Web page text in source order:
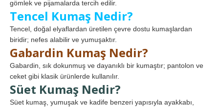
gömlek ve pijamalarda tercih edilir.
Tencel Kumaş Nedir?
Tencel, doğal elyaflardan üretilen çevre dostu kumaşlardan
biridir; nefes alabilir ve yumuşaktır.
Gabardin Kumaş Nedir?
Gabardin, sık dokunmuş ve dayanıklı bir kumaştır; pantolon ve
ceket gibi klasik ürünlerde kullanılır.
Süet Kumaş Nedir?
Süet kumaş, yumuşak ve kadife benzeri yapısıyla ayakkabı,